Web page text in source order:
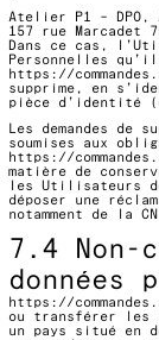
Atelier P1 – DPO,
157 rue Marcadet
Dans ce cas,
Personnelles
https://
supprime, en
pièce d’identité
Les demandes de
soumises aux
https://
matière de
les Utilisateurs
déposer une
notamment de la
7.4 Non-
données
https://
ou transférer les
un pays situé en